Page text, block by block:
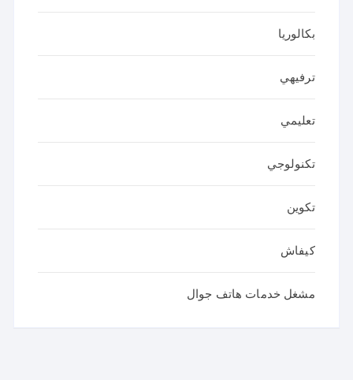
بكالوريا
ترفيهي
تعليمي
تكنولوجي
تكوين
كيفاش
مشغل خدمات هاتف جوال